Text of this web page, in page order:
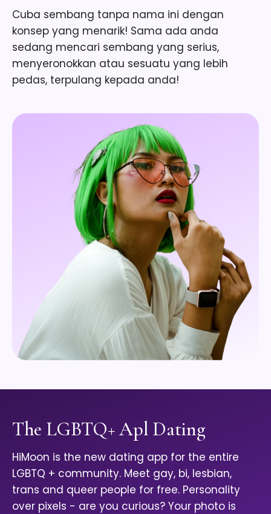
Cuba sembang tanpa nama ini dengan
konsep yang menarik! Sama ada anda
sedang mencari sembang yang serius,
menyeronokkan atau sesuatu yang lebih
pedas, terpulang kepada anda!
The LGBTQ+ Apl Dating
HiMoon is the new dating app for the entire
LGBTQ + community. Meet gay, bi, lesbian,
trans and queer people for free. Personality
over pixels - are you curious? Your photo is